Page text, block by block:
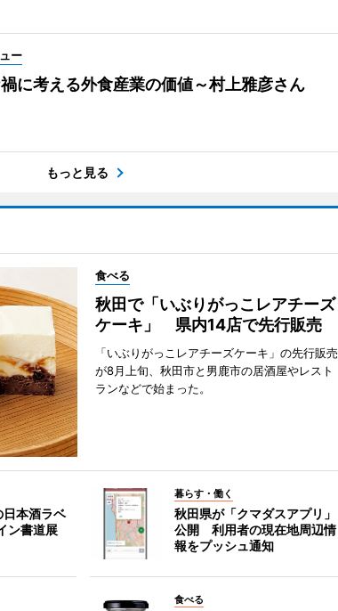
ー
に考える外食産業の価値～村上雅彦さん
もっと見る
食べる
秋田で「いぶりがっこレアチーズ
ケーキ」 県内14店で先行販売
「いぶりがっこレアチーズケーキ」の先行販売
が8月上旬、秋田市と男鹿市の居酒屋やレスト
ランなどで始まった。
本酒ラベ
ン書道展
暮らす・働く
秋田県が「クマダスアプリ」
公開 利用者の現在地周辺情
報をプッシュ通知
食べる